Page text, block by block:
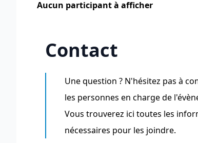
Aucun participant à afficher
Contact
Une question ? N'hésitez pas à
les personnes en charge de
Vous trouverez ici toutes les
nécessaires pour les joindre.